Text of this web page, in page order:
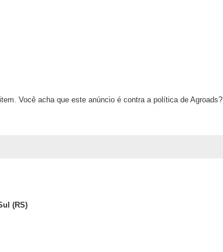
Você acha que este anúncio é contra a política de Agroads?
(RS)